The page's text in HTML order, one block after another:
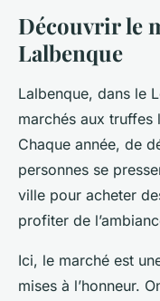
Découvrir le
Lalbenque
Lalbenque, dans le
marchés aux truffes
Chaque année, de
personnes se
ville pour acheter
profiter de
Ici, le marché est
mises à l’honneur.